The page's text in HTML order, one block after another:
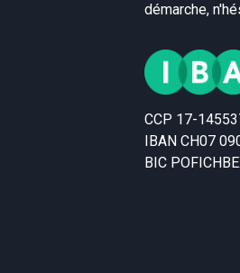
démarche,
CCP 17-
IBAN CH07
BIC